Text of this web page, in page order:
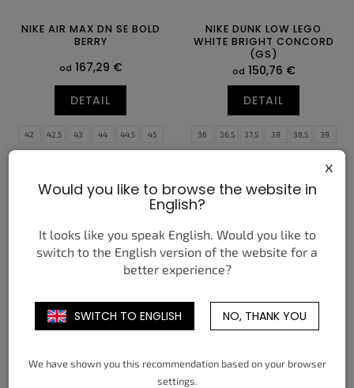
NIKE AIR MAX DN SE BOLD
BERRY
od 167,29 €
DETAIL
42 42,5 43 44 44,5
45
45,5
46 47 47,5
NIKE DUNK LOW LEGO
WHITE BRIGHT CONCORD
(GS)
od 150,76 €
DETAIL
36 36,5 37,5 38 38,5
39
40
NIKE DUNK LOW PROTRO
KOBE BRYANT DRAFT DAY
173,07 €
NIKE SHOX TL BLACK LYON
BLUE VARSITY MAIZE
140,02 €
Would you like to browse the website in
English?
x
It looks like you speak English. Would you like to
switch to the English version of the website for a
better experience?
SWITCH TO ENGLISH NO, THANK YOU
We have shown you this recommendation based on your browser
settings.